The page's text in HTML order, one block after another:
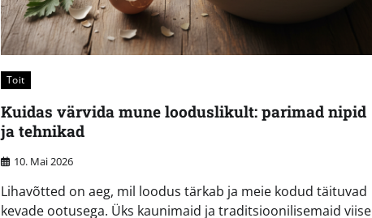
Toit
Kuidas värvida mune looduslikult: parimad nipid
ja tehnikad
10. Mai 2026
Lihavõtted on aeg, mil loodus tärkab ja meie kodud täituvad
kevade ootusega. Üks kaunimaid ja traditsioonilisemaid viise